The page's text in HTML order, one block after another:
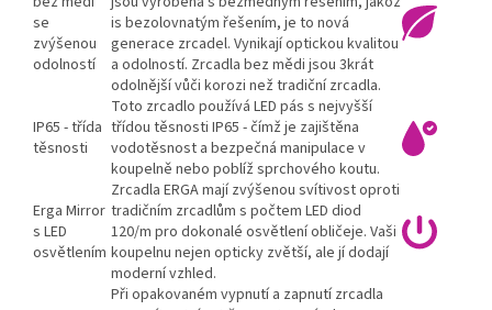
se
zvýšenou
odolností
is bezolovnatým řešením, je to nová
generace zrcadel. Vynikají optickou kvalitou
a odolností. Zrcadla bez mědi jsou 3krát
odolnější vůči korozi než tradiční zrcadla.
IP65 - třída
těsnosti
Toto zrcadlo používá LED pás s nejvyšší
třídou těsnosti IP65 - čímž je zajištěna
vodotěsnost a bezpečná manipulace v
koupelně nebo poblíž sprchového koutu.
Erga Mirror
s LED
osvětlením
Zrcadla ERGA mají zvýšenou svítivost oproti
tradičním zrcadlům s počtem LED diod
120/m pro dokonalé osvětlení obličeje. Vaši
koupelnu nejen opticky zvětší, ale jí dodají
moderní vzhled.
Při opakovaném vypnutí a zapnutí zrcadla